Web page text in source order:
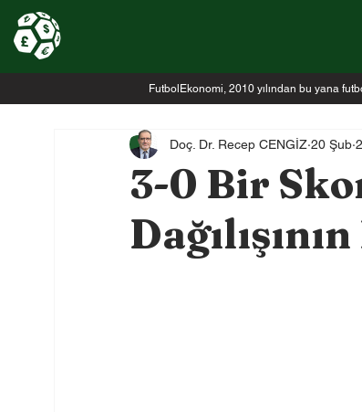
FutbolEkonomi, 2010 yılından bu yana
3-0 Bir
Doç. Dr. Recep CENGİZ 20 Şub